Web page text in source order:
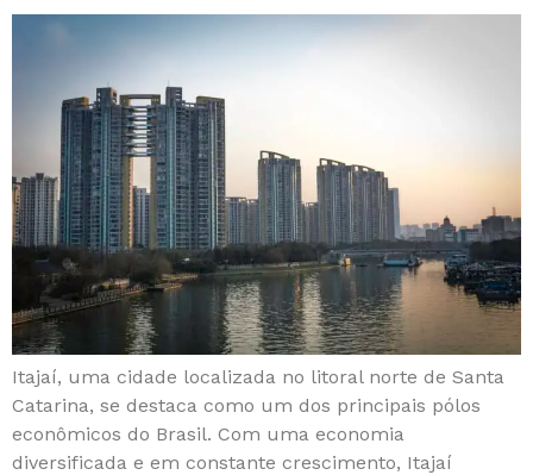
Itajaí, uma cidade localizada no litoral norte de Santa
Catarina, se destaca como um dos principais pólos
econômicos do Brasil. Com uma economia
diversificada e em constante crescimento, Itajaí